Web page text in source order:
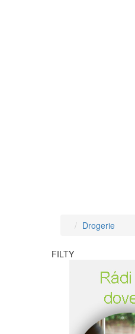
Drogerie
FILTY